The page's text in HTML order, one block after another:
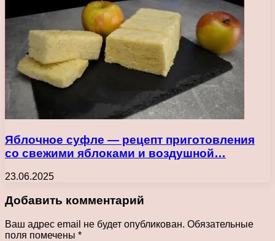
Яблочное суфле — рецепт приготовления
со свежими яблоками и воздушной…
23.06.2025
Добавить комментарий
Ваш адрес email не будет опубликован. Обязательные
поля помечены *